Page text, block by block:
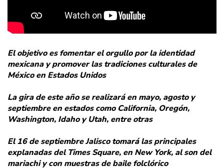
El objetivo es fomentar el orgullo por la identidad
mexicana y promover las tradiciones culturales de
México en Estados Unidos
La gira de este año se realizará en mayo, agosto y
septiembre en estados como California, Oregón,
Washington, Idaho y Utah, entre otras
El 16 de septiembre Jalisco tomará las principales
explanadas del Times Square, en New York, al son del
mariachi y con muestras de baile folclórico